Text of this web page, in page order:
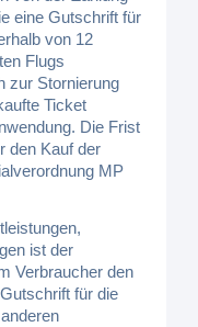
eine Gutschrift für
von 12
Flugs
zur Stornierung
Ticket
Die Frist
den Kauf der
MP
ist der
Verbraucher den
für die